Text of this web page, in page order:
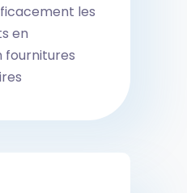
les
en
fournitures